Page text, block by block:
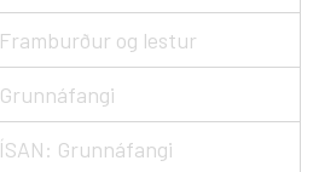
Framburður og lestur
Grunnáfangi
ÍSAN: Grunnáfangi